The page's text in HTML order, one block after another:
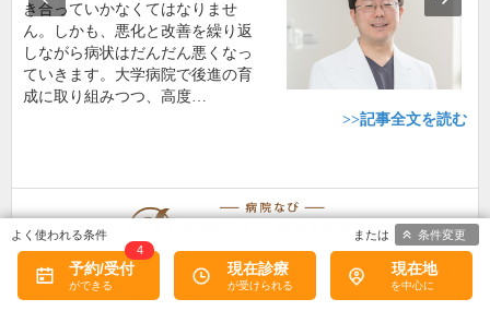
き合っていかなくてはなりませ
ん。しかも、悪化と改善を繰り返
しながら病状はだんだん悪くなっ
ていきます。大学病院で後進の育
成に取り組みつつ、高度…
>>記事全文を読む
予約/受付
4
現在診療 現在地
条件変更